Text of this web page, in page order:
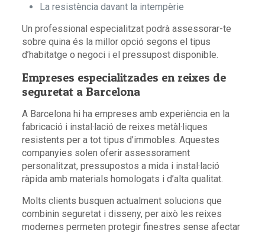
La resistència davant la intempèrie
Un professional especialitzat podrà assessorar-te
sobre quina és la millor opció segons el tipus
d’habitatge o negoci i el pressupost disponible.
Empreses especialitzades en reixes de
seguretat a Barcelona
A Barcelona hi ha empreses amb experiència en la
fabricació i instal·lació de reixes metàl·liques
resistents per a tot tipus d’immobles. Aquestes
companyies solen oferir assessorament
personalitzat, pressupostos a mida i instal·lació
ràpida amb materials homologats i d’alta qualitat.
Molts clients busquen actualment solucions que
combinin seguretat i disseny, per això les reixes
modernes permeten protegir finestres sense afectar